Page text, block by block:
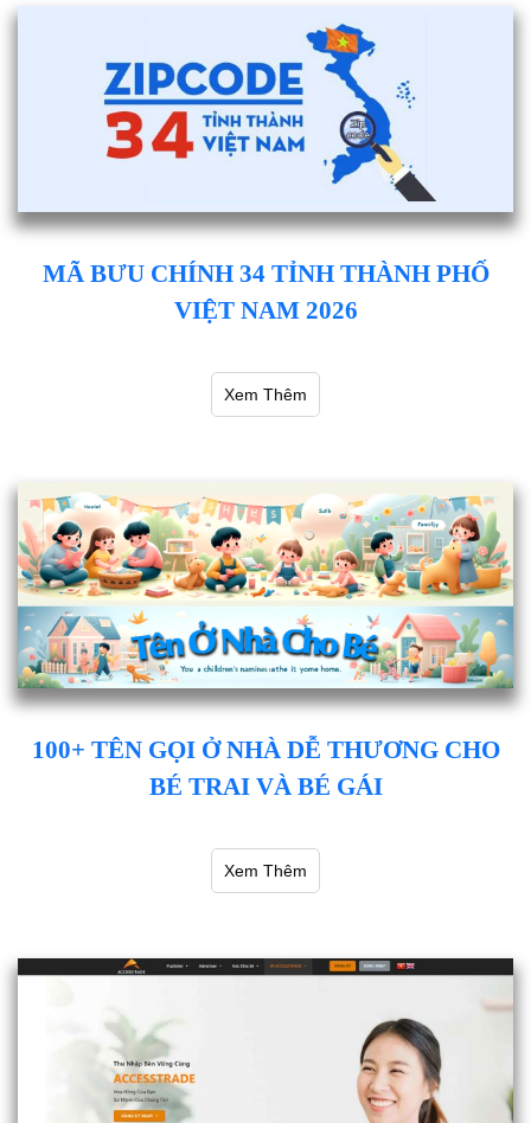
MÃ BƯU CHÍNH 34 TỈNH THÀNH PHỐ
VIỆT NAM 2026
Xem Thêm
100+ TÊN GỌI Ở NHÀ DỄ THƯƠNG CHO
BÉ TRAI VÀ BÉ GÁI
Xem Thêm